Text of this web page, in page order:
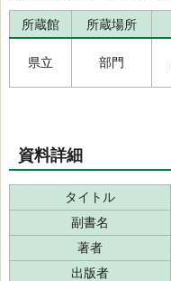
所蔵館 所蔵場所
県立 部門
資料詳細
タイトル
副書名
著者
出版者